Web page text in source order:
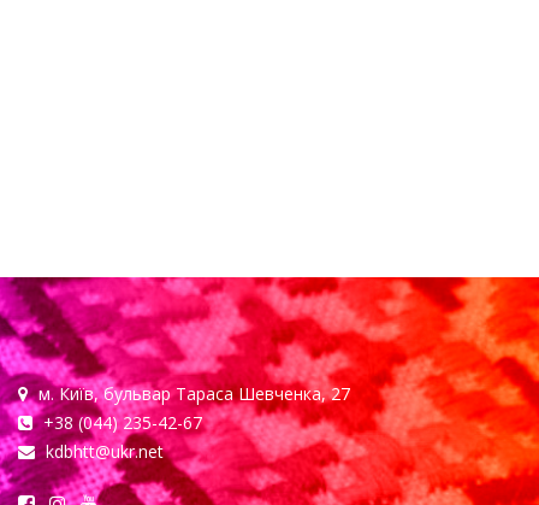
м. Київ, бульвар Тараса Шевченка, 27
+38 (044) 235-42-67
kdbhtt@ukr.net